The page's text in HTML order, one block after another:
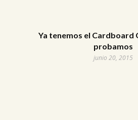
Ya tenemos el Cardboard
probamos
junio 20, 2015